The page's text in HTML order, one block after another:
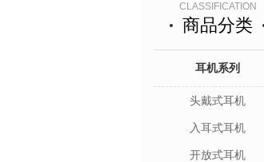
CLASSIFICATION
商品分类
耳机系列
头戴式耳机
入耳式耳机
开放式耳机